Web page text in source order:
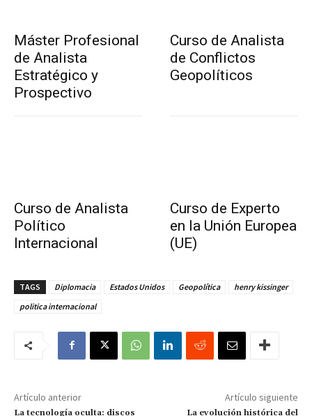
Máster Profesional
de Analista
Estratégico y
Prospectivo
Curso de Analista
de Conflictos
Geopolíticos
Curso de Analista
Político
Internacional
Curso de Experto
en la Unión Europea
(UE)
TAGS Diplomacia Estados Unidos Geopolítica
henry kissinger
politica internacional
Artículo anterior
La tecnología oculta: discos
Artículo siguiente
La evolución histórica del